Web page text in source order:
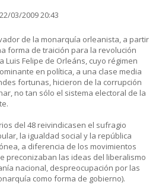
03/2009 20:43
de la monarquía orleanista, a partir
forma de traición para la revolución
Luis Felipe de Orleáns, cuyo régimen
en política, a una clase media
fortunas, hicieron de la corrupción
no tan sólo el sistema electoral de la
del 48 reivindicasen el sufragio
la igualdad social y la república
a diferencia de los movimientos
preconizaban las ideas del liberalismo
nacional, despreocupación por las
como forma de gobierno).